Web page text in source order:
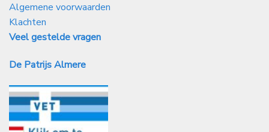
Algemene voorwaarden
Klachten
Veel gestelde vragen
De Patrijs Almere